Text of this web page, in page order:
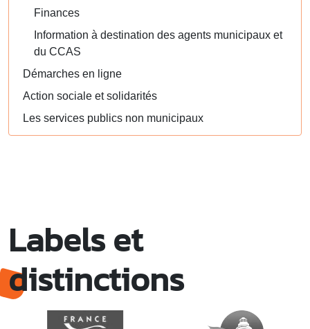
Finances
Information à destination des agents municipaux et
du CCAS
Démarches en ligne
Action sociale et solidarités
Les services publics non municipaux
Labels et
distinctions